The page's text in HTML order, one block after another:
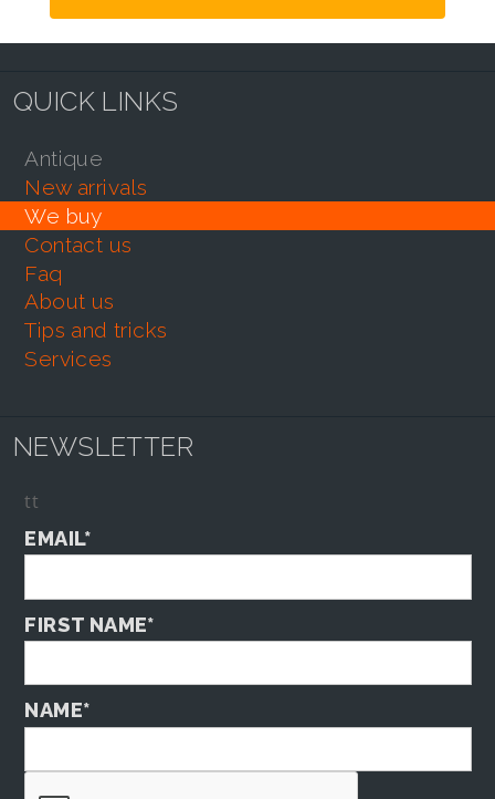
QUICK LINKS
antique
new arrivals
we buy
contact us
faq
about us
tips and tricks
services
NEWSLETTER
tt
EMAIL*
FIRST NAME*
NAME*